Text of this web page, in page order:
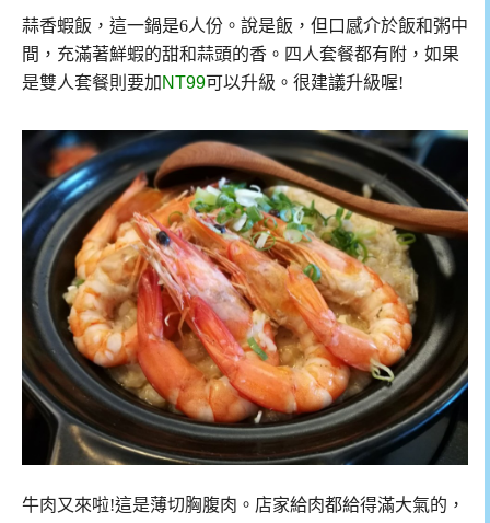
蒜香蝦飯，這一鍋是6人份。說是飯，但口感介於飯和粥中
間，充滿著鮮蝦的甜和蒜頭的香。四人套餐都有附，如果
是雙人套餐則要加 NT99可以升級。很建議升級喔!
牛肉又來啦!這是薄切胸腹肉。店家給肉都給得滿大氣的，